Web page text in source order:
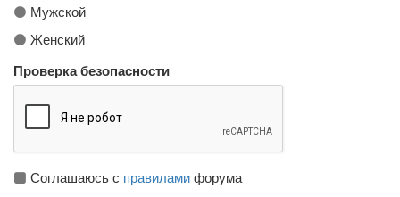
Мужской
Женский
Проверка безопасности
Соглашаюсь с правиламифорума